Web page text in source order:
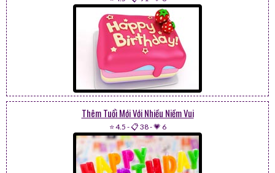
Thêm Tuổi Mới Với Nhiều Niềm Vui
⭐ 4.5 -📋 38-💗 6